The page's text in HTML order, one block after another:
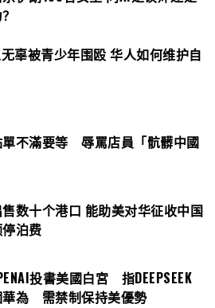
辜被青少年围殴 华人如何维护自
不滿要等 辱罵店員「骯髒中國
数十个港口 能助美对华征收中国
泊费
投書美國白宮 指DEEPSEEK
華為 需禁制保持美優勢